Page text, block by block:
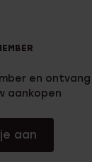
en
aankopen
aan